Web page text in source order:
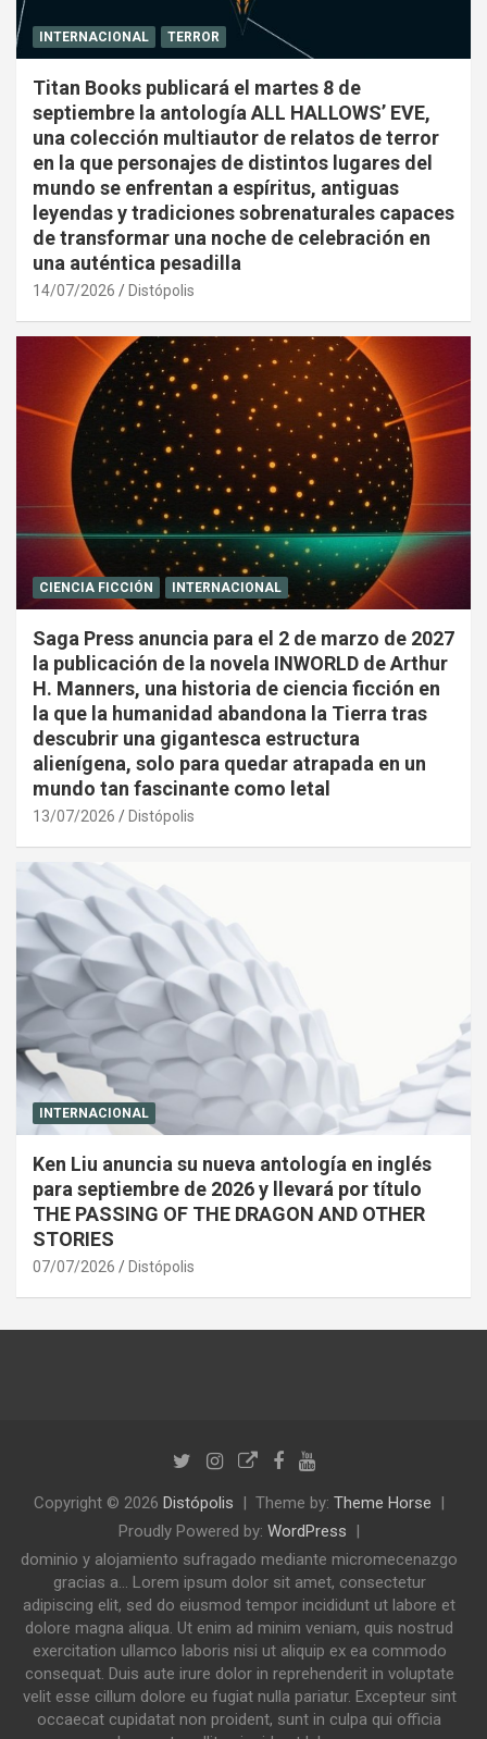
INTERNACIONAL TERROR
Titan Books publicará el martes 8 de
septiembre la antología ALL HALLOWS’ EVE,
una colección multiautor de relatos de terror
en la que personajes de distintos lugares del
mundo se enfrentan a espíritus, antiguas
leyendas y tradiciones sobrenaturales capaces
de transformar una noche de celebración en
una auténtica pesadilla
14/07/2026 Distópolis
CIENCIA FICCIÓN INTERNACIONAL
Saga Press anuncia para el 2 de marzo de 2027
la publicación de la novela INWORLD de Arthur
H. Manners, una historia de ciencia ficción en
la que la humanidad abandona la Tierra tras
descubrir una gigantesca estructura
alienígena, solo para quedar atrapada en un
mundo tan fascinante como letal
13/07/2026 Distópolis
INTERNACIONAL
Ken Liu anuncia su nueva antología en inglés
para septiembre de 2026 y llevará por título
THE PASSING OF THE DRAGON AND OTHER
STORIES
07/07/2026 Distópolis
Copyright © 2026 Distópolis Theme by: Theme Horse
Proudly Powered by: WordPress
dominio y alojamiento sufragado mediante micromecenazgo
gracias a... Lorem ipsum dolor sit amet, consectetur
adipiscing elit, sed do eiusmod tempor incididunt ut labore et
dolore magna aliqua. Ut enim ad minim veniam, quis nostrud
exercitation ullamco laboris nisi ut aliquip ex ea commodo
consequat. Duis aute irure dolor in reprehenderit in voluptate
velit esse cillum dolore eu fugiat nulla pariatur. Excepteur sint
occaecat cupidatat non proident, sunt in culpa qui officia